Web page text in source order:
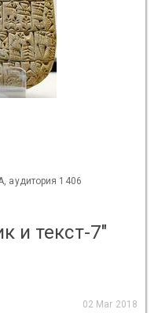
аудитория 1406
и текст-7"
02 Mar 2018